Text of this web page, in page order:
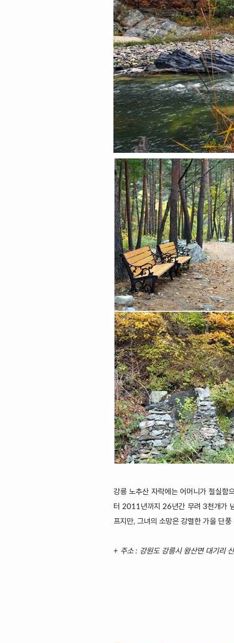
강릉 노추산 자락에는 어머니가 절실함
터 2011년까지 26년간 무려 3천개가
프지만, 그녀의 소망은 강렬한 가을 단
+ 주소 : 강원도 강릉시 왕산면 대기리